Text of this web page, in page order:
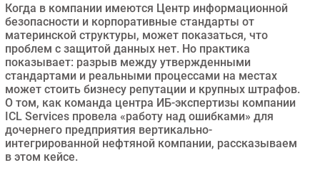
Гаджеты
Здоровье
РАЗДЕЛЫ
Новости
Аналитика
Интервью
Мероприятия
Когда в компании имеются Центр информационной
безопасности и корпоративные стандарты от
материнской структуры, может показаться, что
проблем с защитой данных нет. Но практика
показывает: разрыв между утвержденными
стандартами и реальными процессами на местах
может стоить бизнесу репутации и крупных штрафов.
О том, как команда центра ИБ-экспертизы компании
ICL Services провела «работу над ошибками» для
дочернего предприятия вертикально-
интегрированной нефтяной компании, рассказываем
в этом кейсе.